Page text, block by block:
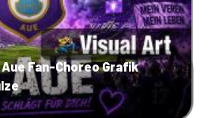
Fan-Choreo Grafik